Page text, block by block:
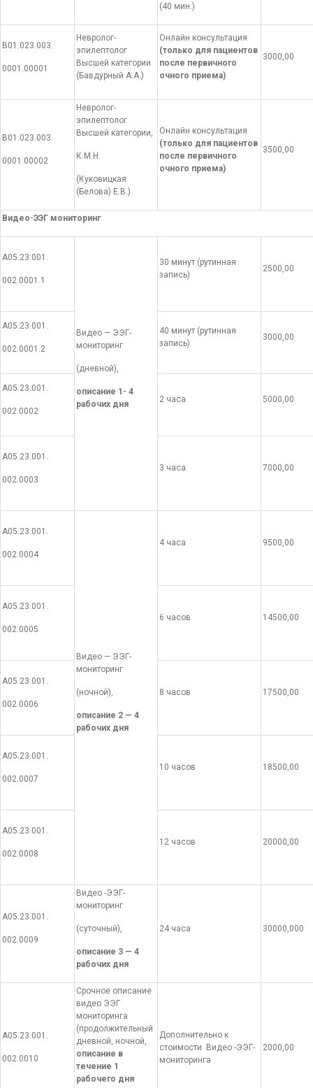
(40 мин.)
В01.023.003.
0001.00001
Невролог-
эпилептолог
Высшей категории
(Бавдурный А.А.)
Онлайн консультация
(только для пациентов
после первичного
очного приема)
3000,00
В01.023.003.
0001.00002
Невролог-
эпилептолог
Высшей категории,
К.М.Н.
(Куковицкая
(Белова) Е.В.)
Онлайн консультация
(только для пациентов
после первичного
очного приема)
3500,00
Видео-ЭЭГ мониторинг
А05.23.001.
002.0001.1
Видео — ЭЭГ-
мониторинг
(дневной),
описание 1- 4
рабочих дня
30 минут (рутинная
запись)
2500,00
А05.23.001.
002.0001.2
40 минут (рутинная
запись)
3000,00
А05.23.001.
002.0002
2 часа 5000,00
А05.23.001.
002.0003
3 часа 7000,00
А05.23.001.
002.0004
Видео — ЭЭГ-
мониторинг
(ночной),
описание 2 — 4
рабочих дня
4 часа 9500,00
А05.23.001.
002.0005
6 часов 14500,00
А05.23.001.
002.0006
8 часов 17500,00
А05.23.001.
002.0007
10 часов 18500,00
А05.23.001.
002.0008
12 часов 20000,00
А05.23.001.
002.0009
Видео -ЭЭГ-
мониторинг
(суточный),
описание 3 — 4
рабочих дня
24 часа 30000,000
А05.23.001.
002.0010
Срочное описание
видео ЭЭГ
мониторинга
(продолжительный
дневной, ночной,
описание в
течение 1
рабочего дня
Дополнительно к
стоимости Видео -ЭЭГ-
мониторинга
2000,00